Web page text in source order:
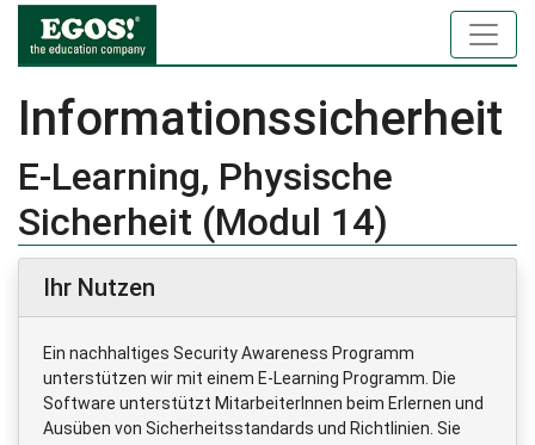
Informationssicherheit
E-Learning, Physische
Sicherheit (Modul 14)
Ihr Nutzen
Ein nachhaltiges Security Awareness Programm
unterstützen wir mit einem E-Learning Programm. Die
Software unterstützt MitarbeiterInnen beim Erlernen und
Ausüben von Sicherheitsstandards und Richtlinien. Sie